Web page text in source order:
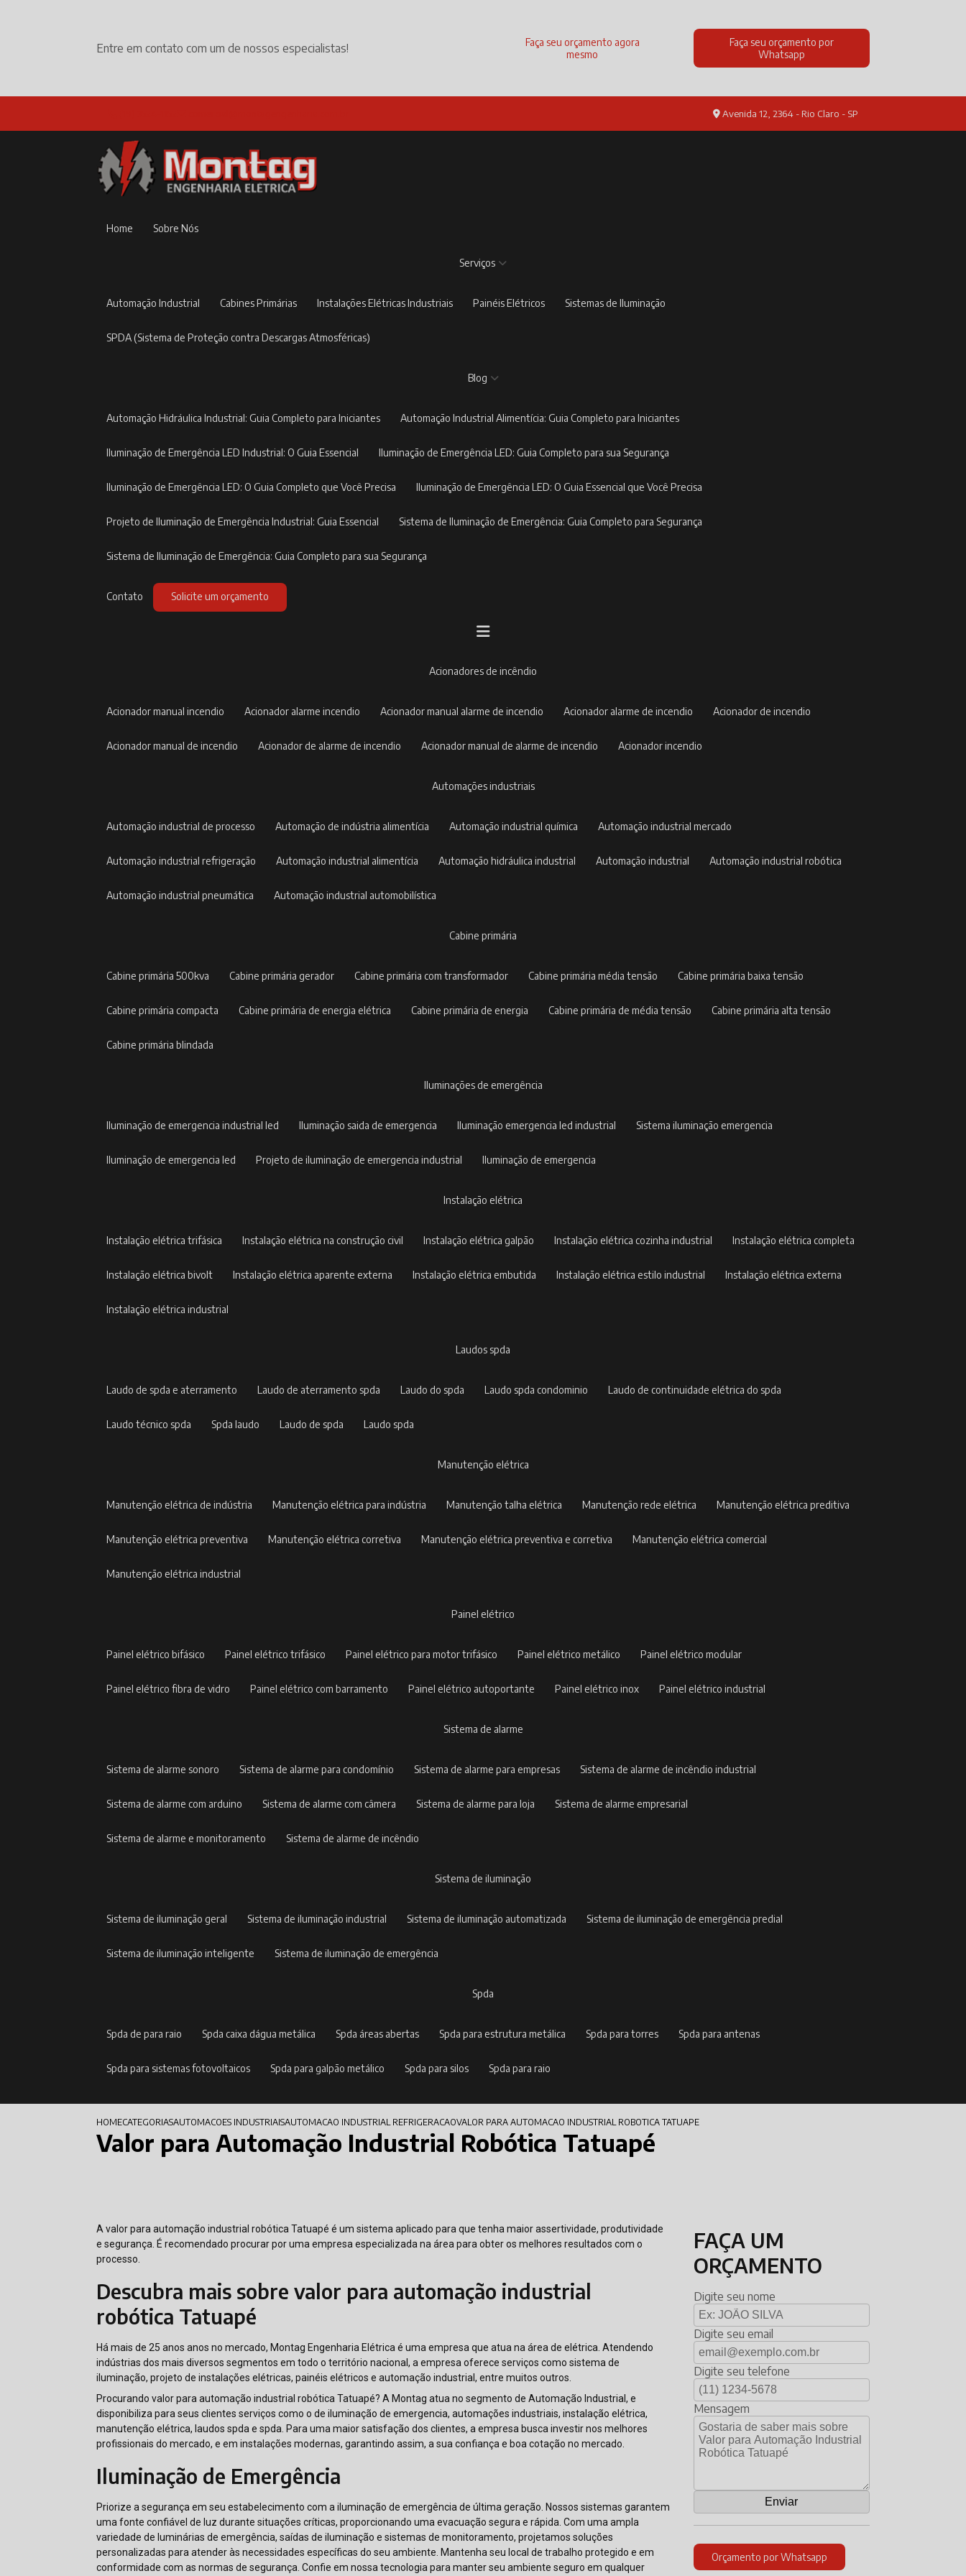
Entre em contato com um de nossos especialistas!
Faça seu orçamento agora
mesmo
Faça seu orçamento por
Whatsapp
Avenida 12, 2364 - Rio Claro - SP
Home Sobre Nós
Serviços
Automação Industrial Cabines Primárias Instalações Elétricas Industriais Painéis Elétricos Sistemas de Iluminação
SPDA (Sistema de Proteção contra Descargas Atmosféricas)
Blog
Automação Hidráulica Industrial: Guia Completo para Iniciantes Automação Industrial Alimentícia: Guia Completo para Iniciantes
Iluminação de Emergência LED Industrial: O Guia Essencial Iluminação de Emergência LED: Guia Completo para sua Segurança
Iluminação de Emergência LED: O Guia Completo que Você Precisa Iluminação de Emergência LED: O Guia Essencial que Você Precisa
Projeto de Iluminação de Emergência Industrial: Guia Essencial Sistema de Iluminação de Emergência: Guia Completo para Segurança
Sistema de Iluminação de Emergência: Guia Completo para sua Segurança
Contato Solicite um orçamento
acionadores de incêndio
acionador manual incendio acionador alarme incendio acionador manual alarme de incendio acionador alarme de incendio acionador de incendio
acionador manual de incendio acionador de alarme de incendio acionador manual de alarme de incendio acionador incendio
automações industriais
automação industrial de processo automação de indústria alimentícia automação industrial química automação industrial mercado
automação industrial refrigeração automação industrial alimentícia automação hidráulica industrial automação industrial automação industrial robótica
automação industrial pneumática automação industrial automobilística
cabine primária
cabine primária 500kva cabine primária gerador cabine primária com transformador cabine primária média tensão cabine primária baixa tensão
cabine primária compacta cabine primária de energia elétrica cabine primária de energia cabine primária de média tensão cabine primária alta tensão
cabine primária blindada
iluminações de emergência
iluminação de emergencia industrial led iluminação saida de emergencia iluminação emergencia led industrial sistema iluminação emergencia
iluminação de emergencia led projeto de iluminação de emergencia industrial iluminação de emergencia
instalação elétrica
instalação elétrica trifásica instalação elétrica na construção civil instalação elétrica galpão instalação elétrica cozinha industrial instalação elétrica completa
instalação elétrica bivolt instalação elétrica aparente externa instalação elétrica embutida instalação elétrica estilo industrial instalação elétrica externa
instalação elétrica industrial
laudos spda
laudo de spda e aterramento laudo de aterramento spda laudo do spda laudo spda condominio laudo de continuidade elétrica do spda
laudo técnico spda spda laudo laudo de spda laudo spda
manutenção elétrica
manutenção elétrica de indústria manutenção elétrica para indústria manutenção talha elétrica manutenção rede elétrica manutenção elétrica preditiva
manutenção elétrica preventiva manutenção elétrica corretiva manutenção elétrica preventiva e corretiva manutenção elétrica comercial
manutenção elétrica industrial
painel elétrico
painel elétrico bifásico painel elétrico trifásico painel elétrico para motor trifásico painel elétrico metálico painel elétrico modular
painel elétrico fibra de vidro painel elétrico com barramento painel elétrico autoportante painel elétrico inox painel elétrico industrial
sistema de alarme
sistema de alarme sonoro sistema de alarme para condomínio sistema de alarme para empresas sistema de alarme de incêndio industrial
sistema de alarme com arduino sistema de alarme com câmera sistema de alarme para loja sistema de alarme empresarial
sistema de alarme e monitoramento sistema de alarme de incêndio
sistema de iluminação
sistema de iluminação geral sistema de iluminação industrial sistema de iluminação automatizada sistema de iluminação de emergência predial
sistema de iluminação inteligente sistema de iluminação de emergência
spda
spda de para raio spda caixa dágua metálica spda áreas abertas spda para estrutura metálica spda para torres spda para antenas
spda para sistemas fotovoltaicos spda para galpão metálico spda para silos spda para raio
HOMECATEGORIASAUTOMACOES INDUSTRIAISAUTOMACAO INDUSTRIAL REFRIGERACAOVALOR PARA AUTOMACAO INDUSTRIAL ROBOTICA TATUAPE
Valor para Automação Industrial Robótica Tatuapé
A valor para automação industrial robótica Tatuapé é um sistema aplicado para que tenha maior assertividade, produtividade
e segurança. É recomendado procurar por uma empresa especializada na área para obter os melhores resultados com o
processo.
Descubra mais sobre valor para automação industrial
robótica Tatuapé
Há mais de 25 anos anos no mercado, Montag Engenharia Elétrica é uma empresa que atua na área de elétrica. Atendendo
indústrias dos mais diversos segmentos em todo o território nacional, a empresa oferece serviços como sistema de
iluminação, projeto de instalações elétricas, painéis elétricos e automação industrial, entre muitos outros.
Procurando valor para automação industrial robótica Tatuapé? A Montag atua no segmento de Automação Industrial, e
disponibiliza para seus clientes serviços como o de iluminação de emergencia, automações industriais, instalação elétrica,
manutenção elétrica, laudos spda e spda. Para uma maior satisfação dos clientes, a empresa busca investir nos melhores
profissionais do mercado, e em instalações modernas, garantindo assim, a sua confiança e boa cotação no mercado.
Iluminação de Emergência
Priorize a segurança em seu estabelecimento com a iluminação de emergência de última geração. Nossos sistemas garantem
uma fonte confiável de luz durante situações críticas, proporcionando uma evacuação segura e rápida. Com uma ampla
variedade de luminárias de emergência, saídas de iluminação e sistemas de monitoramento, projetamos soluções
personalizadas para atender às necessidades específicas do seu ambiente. Mantenha seu local de trabalho protegido e em
conformidade com as normas de segurança. Confie em nossa tecnologia para manter seu ambiente seguro em qualquer
FAÇA UM
ORÇAMENTO
Digite seu nome
Digite seu email
Digite seu telefone
Mensagem
Orçamento por Whatsapp